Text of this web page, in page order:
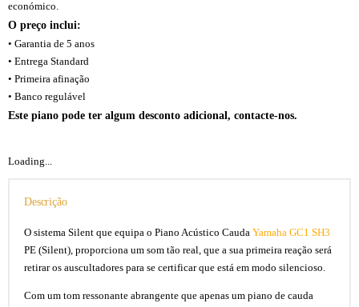
económico.
O preço inclui:
• Garantia de 5 anos
• Entrega Standard
• Primeira afinação
• Banco regulável
Este piano pode ter algum desconto adicional, contacte-nos.
Loading...
Descrição
O sistema Silent que equipa o Piano Acústico Cauda Yamaha GC1 SH3
PE (Silent), proporciona um som tão real, que a sua primeira reação será
retirar os auscultadores para se certificar que está em modo silencioso.
Com um tom ressonante abrangente que apenas um piano de cauda